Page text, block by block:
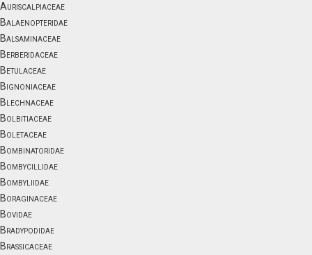
Auriscalpiaceae
Balaenopteridae
Balsaminaceae
Berberidaceae
Betulaceae
Bignoniaceae
Blechnaceae
Bolbitiaceae
Boletaceae
Bombinatoridae
Bombycillidae
Bombyliidae
Boraginaceae
Bovidae
Bradypodidae
Brassicaceae